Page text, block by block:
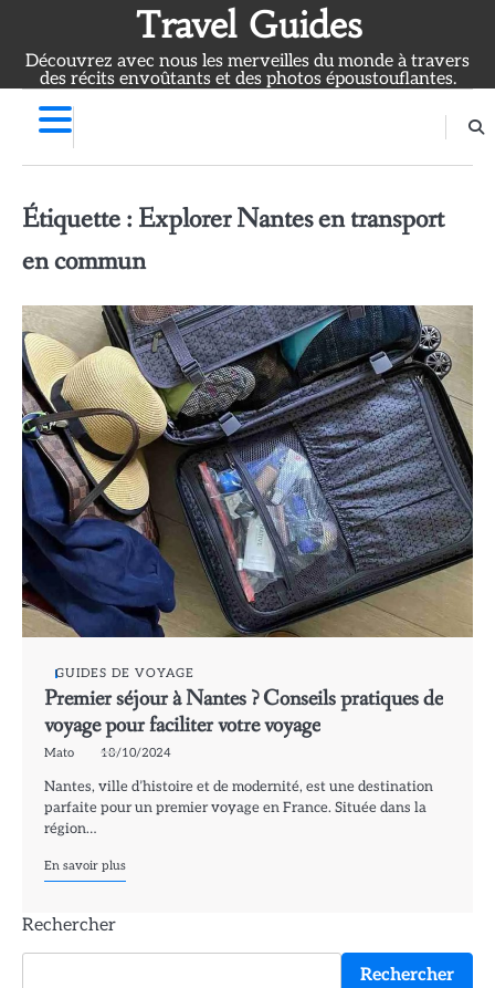
content
Travel Guides
Découvrez avec nous les merveilles du monde à travers
des récits envoûtants et des photos époustouflantes.
Étiquette : Explorer Nantes en transport
en commun
GUIDES DE VOYAGE
Premier séjour à Nantes ? Conseils pratiques de
voyage pour faciliter votre voyage
Mato 18/10/2024
Nantes, ville d’histoire et de modernité, est une destination
parfaite pour un premier voyage en France. Située dans la
région…
En savoir plus
Rechercher
Rechercher